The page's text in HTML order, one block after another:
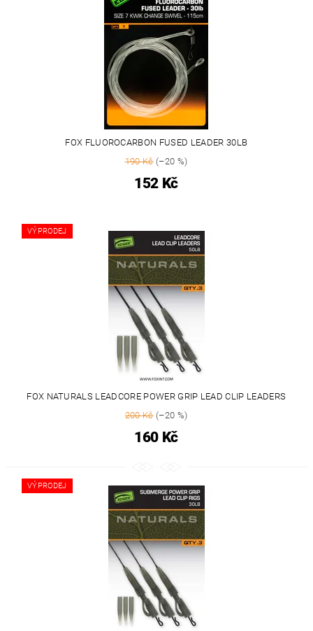
FOX FLUOROCARBON FUSED LEADER 30LB
190 Kč(–20 %)
152 Kč
VÝPRODEJ
FOX NATURALS LEADCORE POWER GRIP LEAD CLIP LEADERS
200 Kč(–20 %)
160 Kč
VÝPRODEJ